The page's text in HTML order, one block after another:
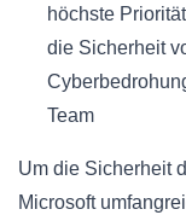
höchste
die Sicherheit
Team
Um die Sicherheit
Microsoft